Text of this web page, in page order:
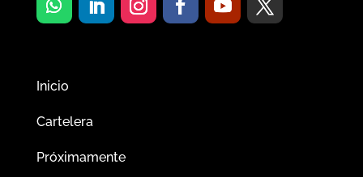
Inicio
Cartelera
Próximamente